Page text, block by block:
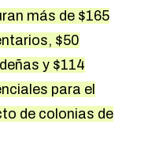
más de $165
$50
y $114
para el
de colonias de